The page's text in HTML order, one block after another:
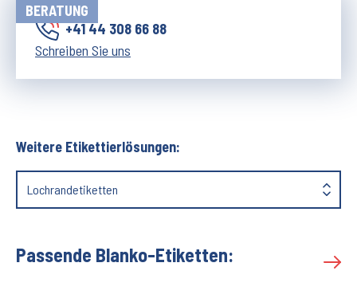
BERATUNG
+41 44 308 66 88
Schreiben Sie uns
Weitere Etikettierlösungen:
Lochrandetiketten
Passende Blanko-Etiketten: